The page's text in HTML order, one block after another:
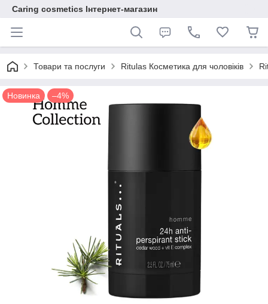
Caring cosmetics Інтернет-магазин
Товари та послуги Ritulas Косметика для чоловіків
Новинка –4%